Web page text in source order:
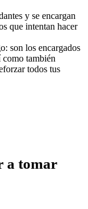
y se encargan
que intentan hacer
son los encargados
como también
todos tus
a tomar